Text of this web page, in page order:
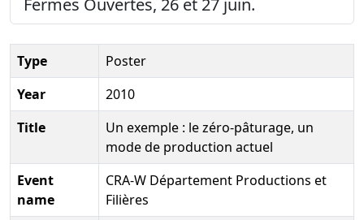
Type
Poster
Year
2010
Title
Un exemple : le zéro-pâturage, un
mode de production actuel
Event
name
CRA-W Département Productions et
Filières